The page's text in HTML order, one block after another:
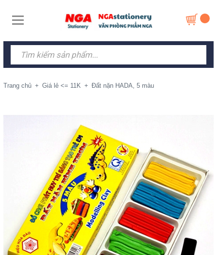
Trang chủ + Giá lẻ <= 11K + Đất nặn HADA, 5 màu